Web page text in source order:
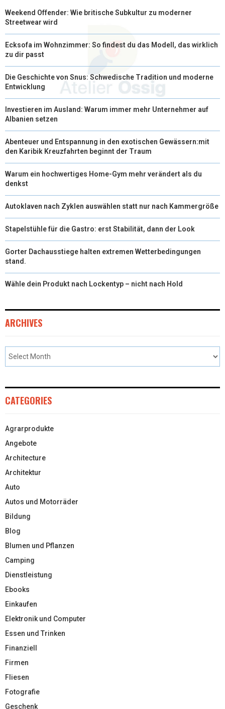
Weekend Offender: Wie britische Subkultur zu moderner
Streetwear wird
Ecksofa im Wohnzimmer: So findest du das Modell, das wirklich
zu dir passt
Die Geschichte von Snus: Schwedische Tradition und moderne
Entwicklung
Investieren im Ausland: Warum immer mehr Unternehmer auf
Albanien setzen
Abenteuer und Entspannung in den exotischen Gewässern:mit
den Karibik Kreuzfahrten beginnt der Traum
Warum ein hochwertiges Home-Gym mehr verändert als du
denkst
Autoklaven nach Zyklen auswählen statt nur nach Kammergröße
Stapelstühle für die Gastro: erst Stabilität, dann der Look
Gorter Dachausstiege halten extremen Wetterbedingungen
stand.
Wähle dein Produkt nach Lockentyp – nicht nach Hold
ARCHIVES
CATEGORIES
Agrarprodukte
Angebote
Architecture
Architektur
Auto
Autos und Motorräder
Bildung
Blog
Blumen und Pflanzen
Camping
Dienstleistung
Ebooks
Einkaufen
Elektronik und Computer
Essen und Trinken
Finanziell
Firmen
Fliesen
Fotografie
Geschenk